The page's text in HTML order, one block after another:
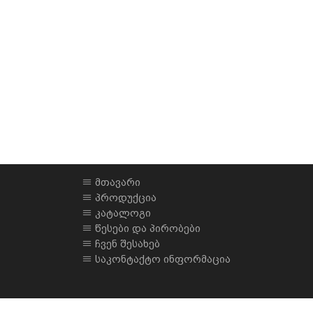
მთავარი
პროდუქცია
კატალოგი
წესები და პირობები
ჩვენ შესახებ
საკონტაქტო ინფორმაცია